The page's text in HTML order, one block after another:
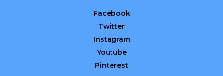
Facebook
Twitter
Instagram
Youtube
Pinterest